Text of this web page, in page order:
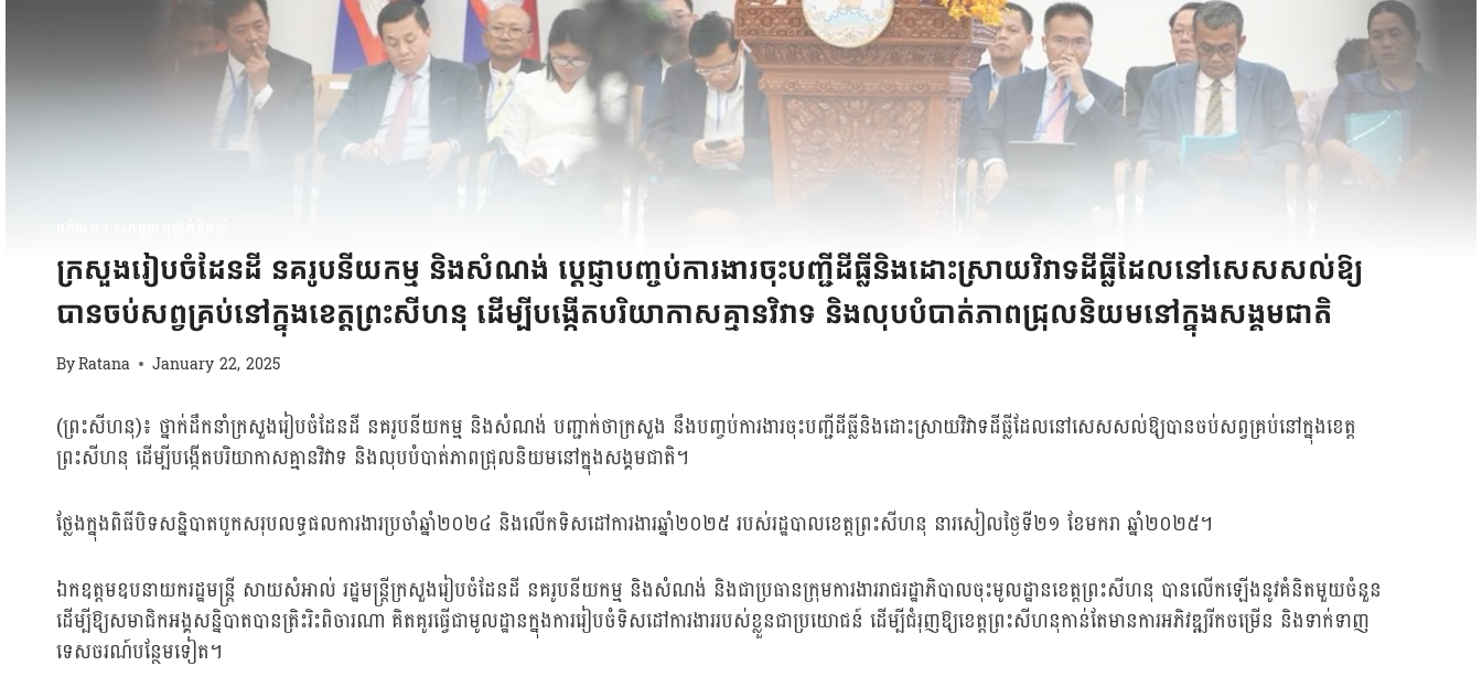
ក្រសួងរៀបចំដែនដី នគរូបនីយកម្ម និងសំណង់ ប្តេជ្ញាបញ្ចប់ការងារចុះបញ្ជីដីធ្លីនិងដោះស្រាយវិវាទដីធ្លីដែលនៅសេសសល់ឱ្យ
បានចប់សព្វគ្រប់នៅក្នុងខេត្តព្រះសីហនុ ដើម្បីបង្កើតបរិយាកាសគ្មានវិវាទ និងលុបបំបាត់ភាពជ្រុលនិយមនៅក្នុងសង្គមជាតិ
ByRatana January 22, 2025
(ព្រះសីហនុ)៖ ថ្នាក់ដឹកនាំក្រសួងរៀបចំដែនដី នគរូបនីយកម្ម និងសំណង់ បញ្ជាក់ថាក្រសួង នឹងបញ្ចប់ការងារចុះបញ្ជីដីធ្លីនិងដោះស្រាយវិវាទដីធ្លីដែលនៅសេសសល់ឱ្យបានចប់សព្វគ្រប់នៅក្នុងខេត្ត
ព្រះសីហនុ ដើម្បីបង្កើតបរិយាកាសគ្មានវិវាទ និងលុបបំបាត់ភាពជ្រុលនិយមនៅក្នុងសង្គមជាតិ។
ថ្លែងក្នុងពិធីបិទសន្និបាតបូកសរុបលទ្ធផលការងារប្រចាំឆ្នាំ២០២៤ និងលើកទិសដៅការងារឆ្នាំ២០២៥ របស់រដ្ឋបាលខេត្តព្រះសីហនុ នារសៀលថ្ងៃទី២១ ខែមករា ឆ្នាំ២០២៥។
ឯកឧត្តមឧបនាយករដ្ឋមន្ត្រី សាយសំអាល់ រដ្ឋមន្ត្រីក្រសួងរៀបចំដែនដី នគរូបនីយកម្ម និងសំណង់ និងជាប្រធានក្រុមការងាររាជរដ្ឋាភិបាលចុះមូលដ្ឋានខេត្តព្រះសីហនុ បានលើកឡើងនូវគំនិតមួយចំនួន
ដើម្បីឱ្យសមាជិកអង្គសន្និបាតបានត្រិះរិះពិចារណា គិតគូរធ្វើជាមូលដ្ឋានក្នុងការរៀបចំទិសដៅការងាររបស់ខ្លួនជាប្រយោជន៍ ដើម្បីជំរុញឱ្យខេត្តព្រះសីហនុកាន់តែមានការអភិវឌ្ឍរីកចម្រើន និងទាក់ទាញ
ទេសចរណ៍បន្ថែមទៀត។